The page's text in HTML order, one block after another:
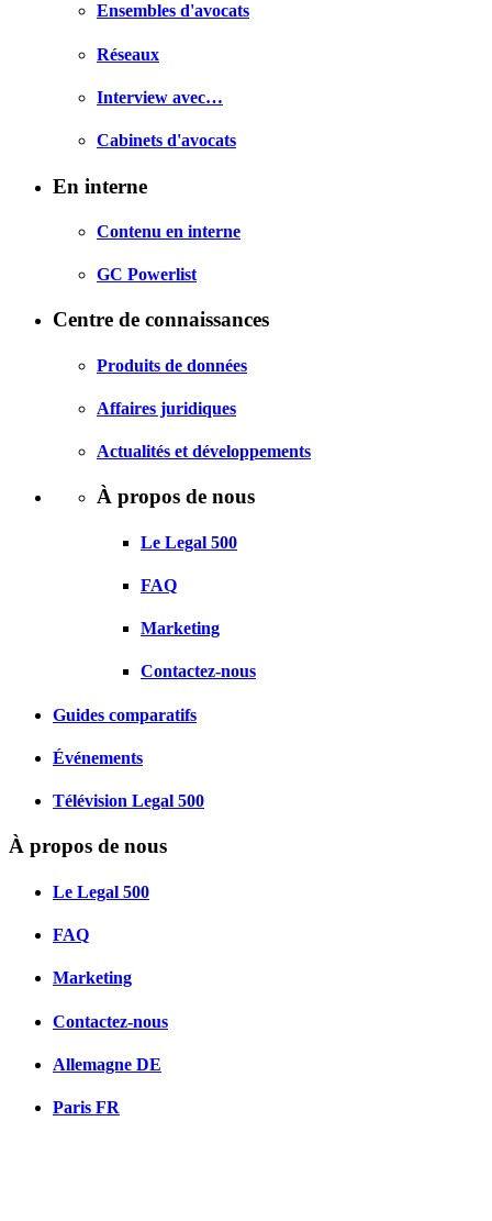
Ensembles d'avocats
Réseaux
Interview avec…
Cabinets d'avocats
En interne
Contenu en interne
GC Powerlist
Centre de connaissances
Produits de données
Affaires juridiques
Actualités et développements
À propos de nous
Le Legal 500
FAQ
Marketing
Contactez-nous
Guides comparatifs
Événements
Télévision Legal 500
À propos de nous
Le Legal 500
FAQ
Marketing
Contactez-nous
Allemagne DE
Paris FR